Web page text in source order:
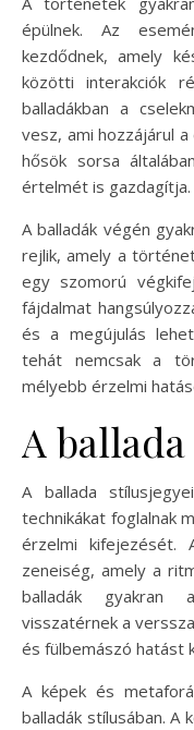
épülnek. Az
kezdődnek, amely
közötti interakciók
balladákban a
vesz, ami hozzájárul
hősök sorsa
értelmét is gazdagítja.
A balladák végén
rejlik, amely a
egy szomorú
fájdalmat
és a megújulás
tehát nemcsak a
mélyebb érzelmi
A
A ballada
technikákat foglalnak
érzelmi kifejezését.
zeneiség, amely a
balladák gyakran
visszatérnek a
és fülbemászó hatást
A képek és
balladák stílusában.